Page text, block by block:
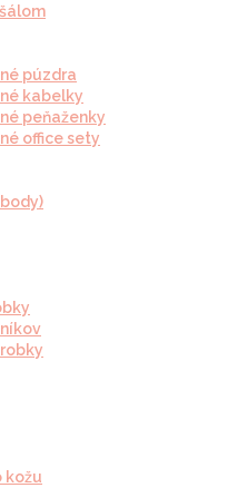
púzdra
kabelky
peňaženky
office sety
kožu